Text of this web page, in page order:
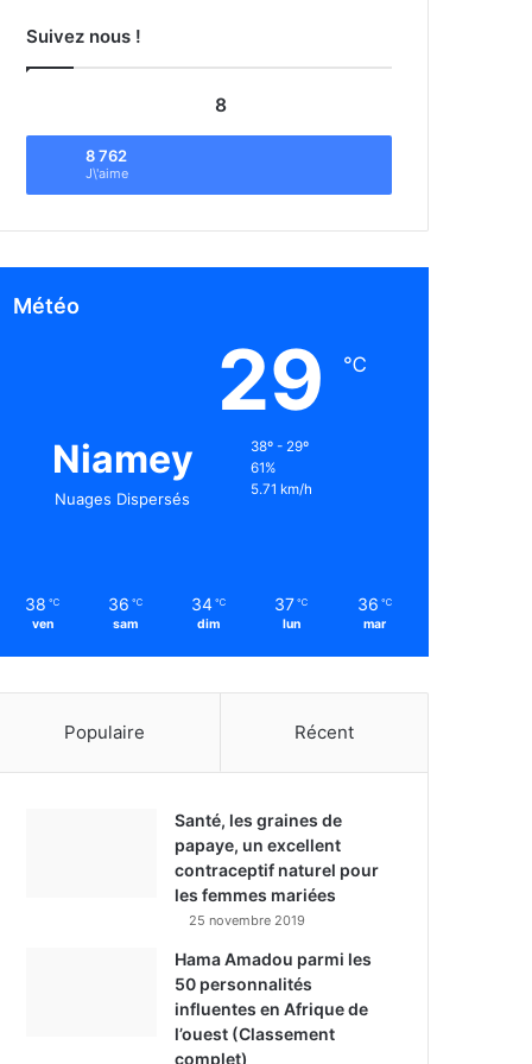
Suivez nous !
8
8 762
J\'aime
Météo
Niamey
Nuages Dispersés
29 ℃
38º - 29º
61%
5.71 km/h
38 ℃
ven
36 ℃
sam
34 ℃
dim
37 ℃
lun
36 ℃
mar
Populaire Récent
Santé, les graines de
papaye, un excellent
contraceptif naturel pour
les femmes mariées
25 novembre 2019
Hama Amadou parmi les
50 personnalités
influentes en Afrique de
l’ouest (Classement
complet)